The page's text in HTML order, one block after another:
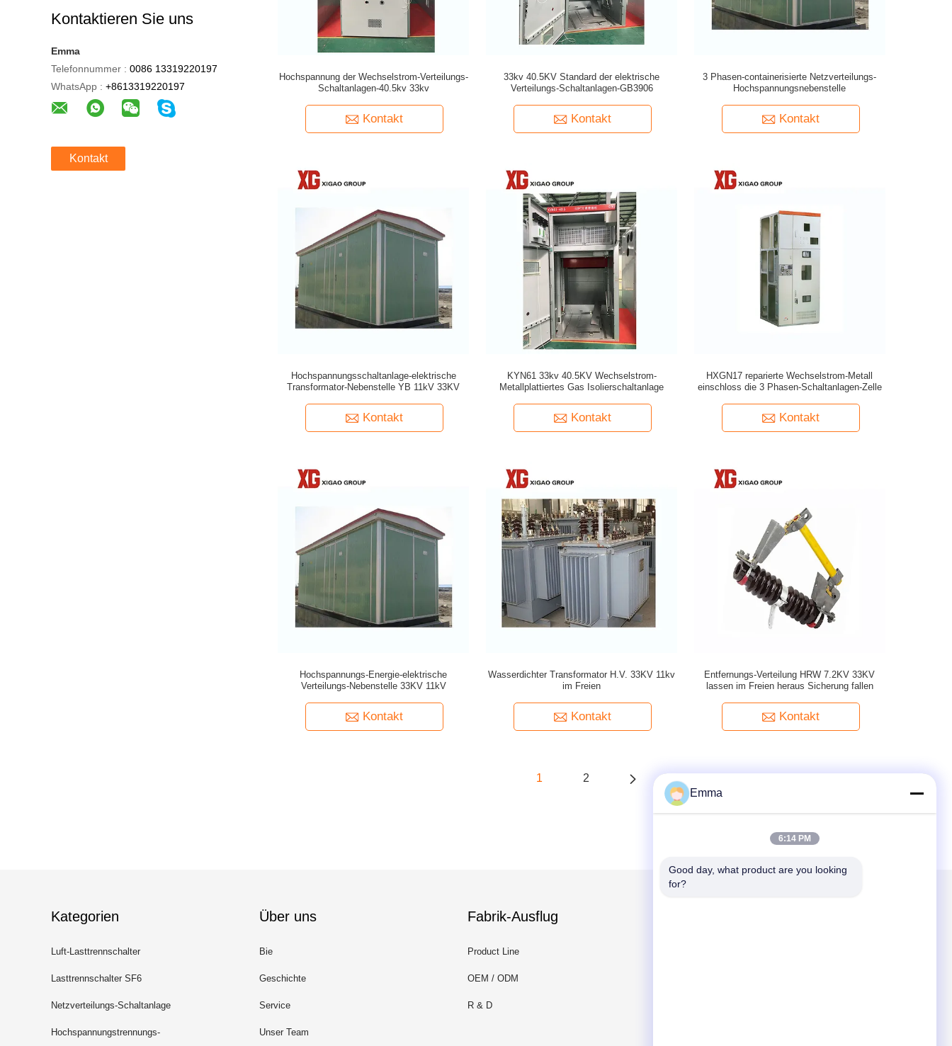
Kontaktieren Sie uns
Emma
Telefonnummer : 0086 13319220197
WhatsApp : +8613319220197
Kontakt
Hochspannung der Wechselstrom-Verteilungs-
Schaltanlagen-40.5kv 33kv
Kontakt
33kv 40.5KV Standard der elektrische
Verteilungs-Schaltanlagen-GB3906
Kontakt
3 Phasen-containerisierte Netzverteilungs-
Hochspannungsnebenstelle
Kontakt
Hochspannungsschaltanlage-elektrische
Transformator-Nebenstelle YB 11kV 33KV
Kontakt
KYN61 33kv 40.5KV Wechselstrom-
Metallplattiertes Gas Isolierschaltanlage
Kontakt
HXGN17 reparierte Wechselstrom-Metall
einschloss die 3 Phasen-Schaltanlagen-Zelle
Kontakt
Hochspannungs-Energie-elektrische
Verteilungs-Nebenstelle 33KV 11kV
Kontakt
Wasserdichter Transformator H.V. 33KV 11kv
im Freien
Kontakt
Entfernungs-Verteilung HRW 7.2KV 33KV
lassen im Freien heraus Sicherung fallen
Kontakt
1 2
Kategorien
Luft-Lasttrennschalter
Lasttrennschalter SF6
Netzverteilungs-Schaltanlage
Hochspannungstrennungs-
Über uns
Bie
Geschichte
Service
Unser Team
Fabrik-Ausflug
Product Line
OEM / ODM
R & D
Emma
6:14 PM
Good day, what product are you looking
for?